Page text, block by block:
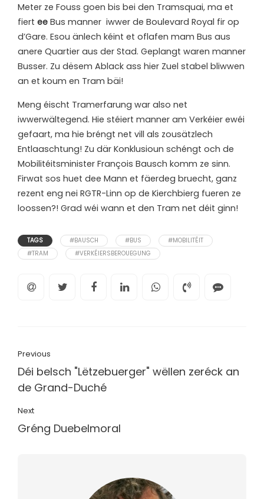
Meter ze Fouss goen bis bei den Tramsquai, ma et
fiert ee Bus manner iwwer de Boulevard Royal fir op
d’Gare. Esou änlech kéint et oflafen mam Bus aus
anere Quartier aus der Stad. Geplangt waren manner
Busser. Zu dësem Ablack ass hier Zuel stabel bliwwen
an et koum en Tram bäi!
Meng éischt Tramerfarung war also net
iwwerwältegend. Hie stéiert manner am Verkéier ewéi
gefaart, ma hie bréngt net vill als zousätzlech
Entlaaschtung! Zu där Konklusioun schéngt och de
Mobilitéitsminister François Bausch komm ze sinn.
Firwat sos huet dee Mann et fäerdeg bruecht, ganz
rezent eng nei RGTR-Linn op de Kierchbierg fueren ze
loossen?! Grad wéi wann et den Tram net déit ginn!
TAGS #BAUSCH #BUS
#MOBILITÉIT
#TRAM
#VERKÉIERSBEROUEGUNG
Previous
Déi belsch "Lëtzebuerger" wëllen zeréck an
de Grand-Duché
Next
Gréng Duebelmoral